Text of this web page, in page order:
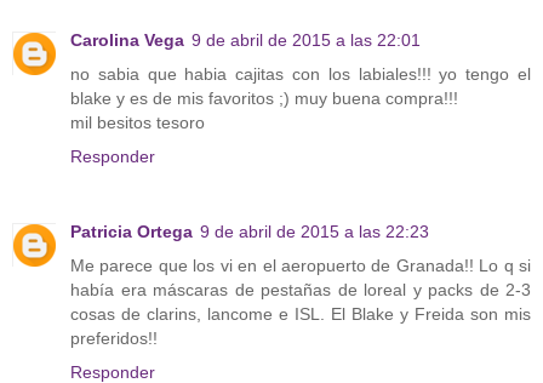
Carolina Vega 9 de abril de 2015 a las 22:01
no sabia que habia cajitas con los labiales!!! yo tengo el
blake y es de mis favoritos ;) muy buena compra!!!
mil besitos tesoro
Responder
Patricia Ortega 9 de abril de 2015 a las 22:23
Me parece que los vi en el aeropuerto de Granada!! Lo q si
había era máscaras de pestañas de loreal y packs de 2-3
cosas de clarins, lancome e ISL. El Blake y Freida son mis
preferidos!!
Responder